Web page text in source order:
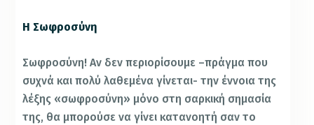
Η Σωφροσύνη
Σωφροσύνη! Αν δεν περιορίσουμε –πράγμα που
συχνά και πολύ λαθεμένα γίνεται- την έννοια της
λέξης «σωφροσύνη» μόνο στη σαρκική σημασία
της, θα μπορούσε να γίνει κατανοητή σαν το